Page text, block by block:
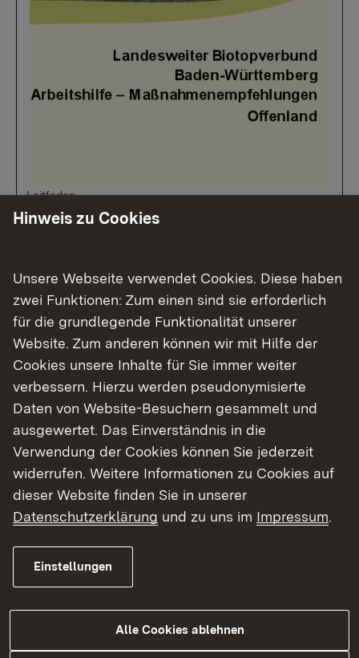
Landesweiter Biotopverbund
Offenland
Leitfaden
Herausgeber: Regierungspräsidien Baden-
Württemberg
Publikationsart: Leitfaden
Seitenzahl: 16
Publikationsdatum: 01.03.2021
Mehr Informationen
Downloadlink:
Als PDF herunterladen
Hinweis zu Cookies
Unsere Webseite verwendet Cookies. Diese haben
zwei Funktionen: Zum einen sind sie erforderlich
für die grundlegende Funktionalität unserer
Website. Zum anderen können wir mit Hilfe der
Cookies unsere Inhalte für Sie immer weiter
verbessern. Hierzu werden pseudonymisierte
Daten von Website-Besuchern gesammelt und
ausgewertet. Das Einverständnis in die
Verwendung der Cookies können Sie jederzeit
widerrufen. Weitere Informationen zu Cookies auf
dieser Website finden Sie in unserer
Datenschutzerklärung und zu uns im Impressum.
Einstellungen
Alle Cookies ablehnen